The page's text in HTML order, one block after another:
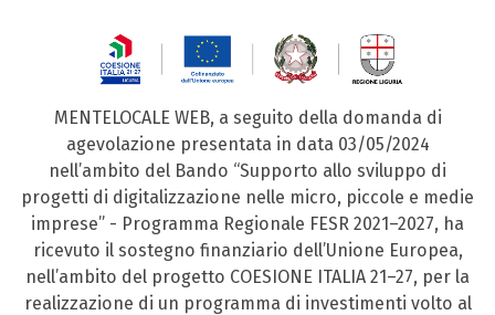
MENTELOCALE WEB, a seguito della domanda di
agevolazione presentata in data 03/05/2024
nell’ambito del Bando “Supporto allo sviluppo di
progetti di digitalizzazione nelle micro, piccole e medie
imprese” - Programma Regionale FESR 2021–2027, ha
ricevuto il sostegno finanziario dell’Unione Europea,
nell’ambito del progetto COESIONE ITALIA 21–27, per la
realizzazione di un programma di investimenti volto al